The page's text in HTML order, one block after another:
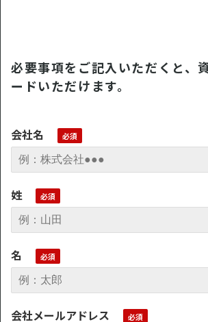
必要事項をご記入いただくと、
ードいただけます。
会社名
姓
名
会社メールアドレス